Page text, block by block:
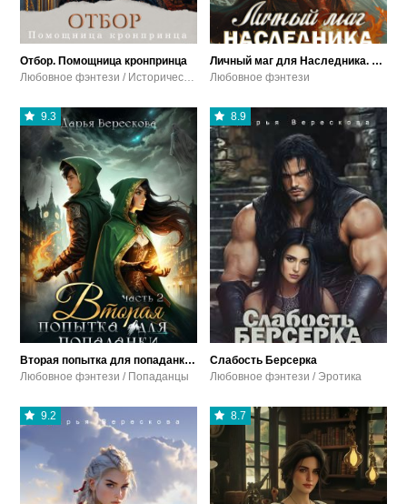
Отбор. Помощница кронпринца
Личный маг для Наследника. Эхо погибшей цивилизации
Любовное фэнтези
9.3
Вторая попытка для попаданки 2
Любовное фэнтези / Попаданцы
8.9
Слабость Берсерка
Любовное фэнтези / Эротика
9.2 8.7